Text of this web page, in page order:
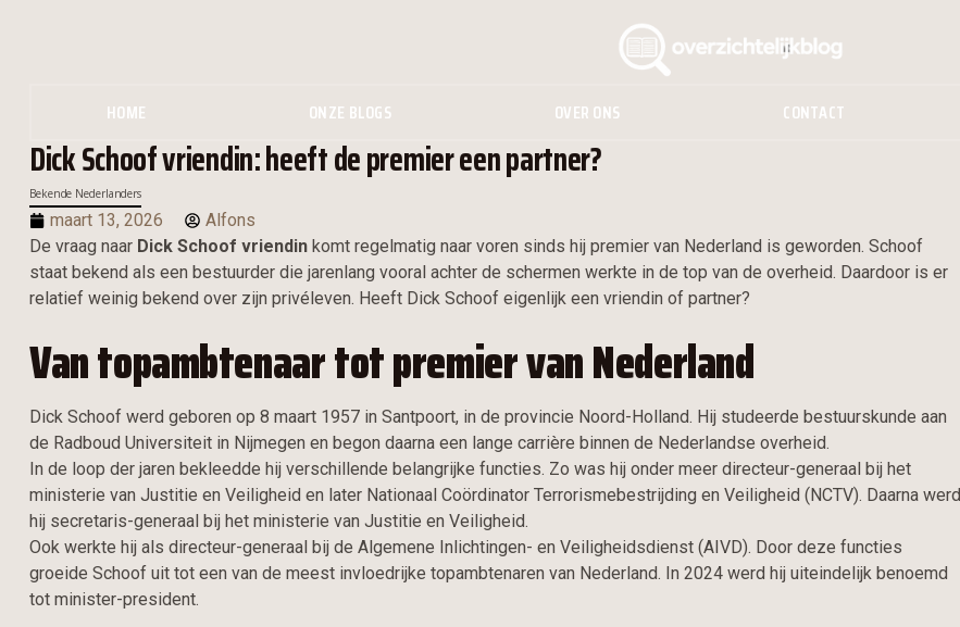
HOME ONZE BLOGS OVER ONS CONTACT
Dick Schoof vriendin: heeft de premier een partner?
Bekende Nederlanders
maart 13, 2026
Alfons
De vraag naar Dick Schoof vriendin komt regelmatig naar voren sinds hij premier van Nederland is geworden. Schoof
staat bekend als een bestuurder die jarenlang vooral achter de schermen werkte in de top van de overheid. Daardoor is er
relatief weinig bekend over zijn privéleven. Heeft Dick Schoof eigenlijk een vriendin of partner?
Van topambtenaar tot premier van Nederland
Dick Schoof werd geboren op 8 maart 1957 in Santpoort, in de provincie Noord-Holland. Hij studeerde bestuurskunde aan
de Radboud Universiteit in Nijmegen en begon daarna een lange carrière binnen de Nederlandse overheid.
In de loop der jaren bekleedde hij verschillende belangrijke functies. Zo was hij onder meer directeur-generaal bij het
ministerie van Justitie en Veiligheid en later Nationaal Coördinator Terrorismebestrijding en Veiligheid (NCTV). Daarna werd
hij secretaris-generaal bij het ministerie van Justitie en Veiligheid.
Ook werkte hij als directeur-generaal bij de Algemene Inlichtingen- en Veiligheidsdienst (AIVD). Door deze functies
groeide Schoof uit tot een van de meest invloedrijke topambtenaren van Nederland. In 2024 werd hij uiteindelijk benoemd
tot minister-president.